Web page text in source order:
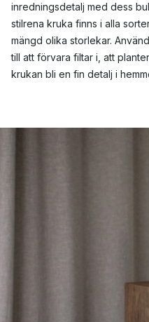
inredningsdetalj med dess
stilrena kruka finns i alla
mängd olika storlekar.
till att förvara filtar i, att
krukan bli en fin detalj i